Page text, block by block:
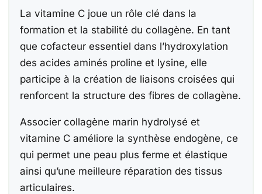
La vitamine C joue un rôle clé dans la
formation et la stabilité du collagène. En tant
que cofacteur essentiel dans l’hydroxylation
des acides aminés proline et lysine, elle
participe à la création de liaisons croisées qui
renforcent la structure des fibres de collagène.
Associer collagène marin hydrolysé et
vitamine C améliore la synthèse endogène, ce
qui permet une peau plus ferme et élastique
ainsi qu’une meilleure réparation des tissus
articulaires.